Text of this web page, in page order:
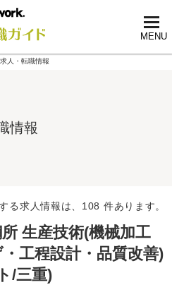
MENU
人・転職情報
情報
る求人情報は、108 件あります。
生産技術(機械加工
工程設計・品質改善)
/三重)